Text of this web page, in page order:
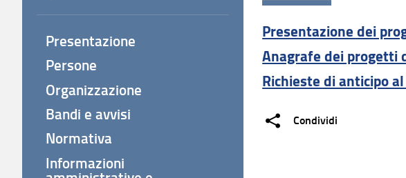
Presentazione dei
Anagrafe dei progetti
Richieste di anticipo
Condividi
Presentazione
Persone
Organizzazione
Bandi e avvisi
Normativa
Informazioni